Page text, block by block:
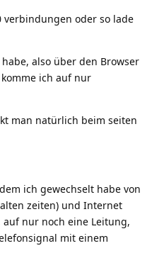
oder so lade
also über den Browser
ich auf nur
man natürlich beim seiten
ich gewechselt habe von
zeiten) und Internet
auf nur noch eine Leitung,
mit einem